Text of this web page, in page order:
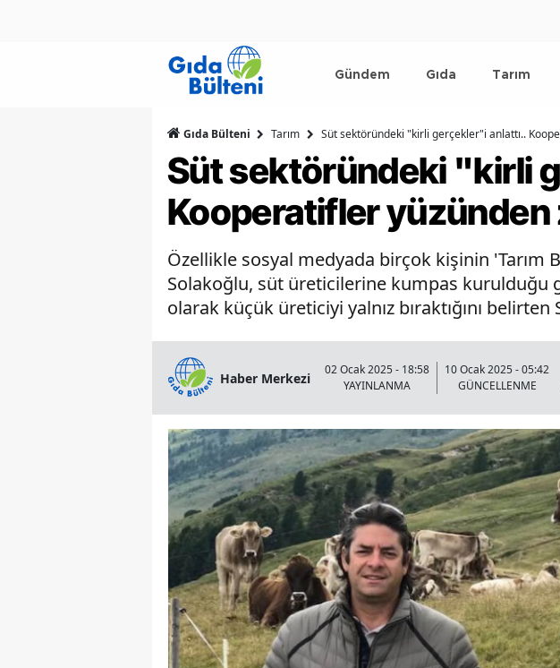
Gündem Gıda Tarım
Gıda Bülteni Tarım Süt sektöründeki "kirli gerçekler"i anlattı..
Süt sektöründeki "kirli
Kooperatifler yüzünden
Özellikle sosyal medyada birçok kişinin 'Tarım
Solakoğlu, süt üreticilerine kumpas
olarak küçük üreticiyi yalnız bıraktığını
Haber Merkezi
02 Ocak 2025 - 18:58
YAYINLANMA
10 Ocak 2025 - 05:42
GÜNCELLENME